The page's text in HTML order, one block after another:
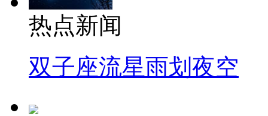
热点新闻
双子座流星雨划夜空